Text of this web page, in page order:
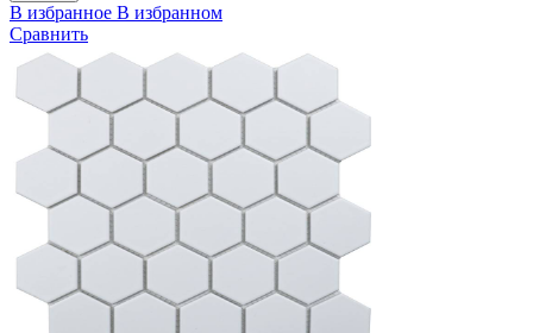
В избранное В избранном
Сравнить